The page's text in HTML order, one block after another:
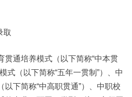
通培养模式（以下简称“中本贯
式（以下简称“五年一贯制”）、中
下简称“中高职贯通”）、中职校